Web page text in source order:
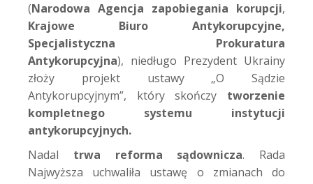
(Narodowa Agencja zapobiegania korupcji,
Krajowe Biuro Antykorupcyjne,
Specjalistyczna Prokuratura
Antykorupcyjna), niedługo Prezydent Ukrainy
złoży projekt ustawy „O Sądzie
Antykorupcyjnym”, który skończy tworzenie
kompletnego systemu instytucji
antykorupcyjnych.
Nadal trwa reforma sądownicza. Rada
Najwyższa uchwaliła ustawę o zmianach do